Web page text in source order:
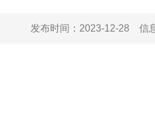
发布时间： 2023-12-28 信